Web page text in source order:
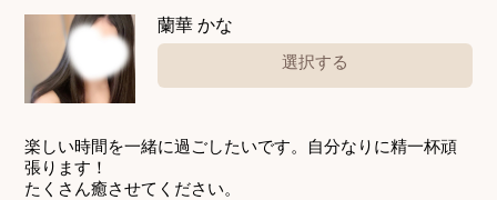
楽しい時間を一緒に過ごしたいです。自分なりに精一杯頑
張ります！
たくさん癒させてください。
蘭華 かな
選択する